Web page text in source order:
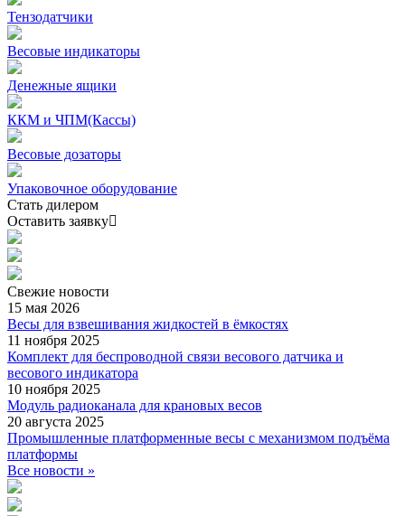
Тензодатчики
Весовые индикаторы
Денежные ящики
ККМ и ЧПМ(Кассы)
Весовые дозаторы
Упаковочное оборудование
Стать дилером
Оставить заявку
Свежие новости
15 мая 2026
Весы для взвешивания жидкостей в ёмкостях
11 ноября 2025
Комплект для беспроводной связи весового датчика и
весового индикатора
10 ноября 2025
Модуль радиоканала для крановых весов
20 августа 2025
Промышленные платформенные весы с механизмом подъёма
платформы
Все новости »